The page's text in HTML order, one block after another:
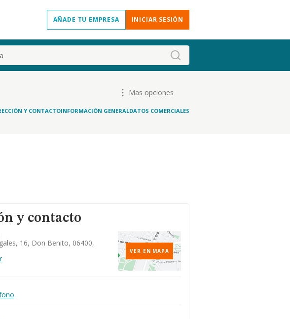
AÑADE TU EMPRESA INICIAR SESIÓN
Mas opciones
Y CONTACTOINFORMACIÓN GENERALDATOS COMERCIALES
y contacto
16, Don Benito, 06400,
VER EN MAPA